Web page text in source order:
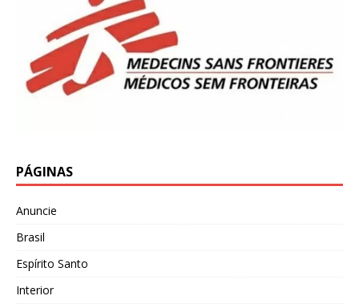
PÁGINAS
Anuncie
Brasil
Espírito Santo
Interior